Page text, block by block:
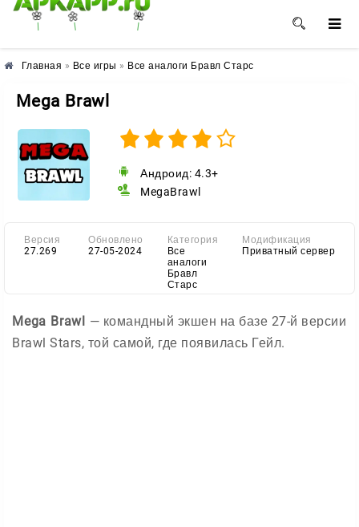
🌸 🌼 🌺
Главная » Все игры » Все аналоги Бравл Старс
Mega Brawl
Андроид: 4.3+
MegaBrawl
Версия
27.269
Обновлено
27-05-2024
Категория
Все
аналоги
Бравл
Старс
Модификация
Приватный сервер
Mega Brawl — командный экшен на базе 27-й версии
Brawl Stars, той самой, где появилась Гейл.